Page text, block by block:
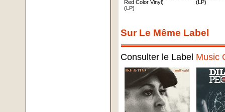
Red Color Vinyl)
(LP)
(LP)
Sur Le Même Label
Consulter le Label Music